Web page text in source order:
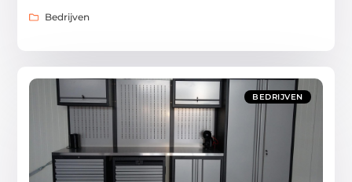
Bedrijven
BEDRIJVEN